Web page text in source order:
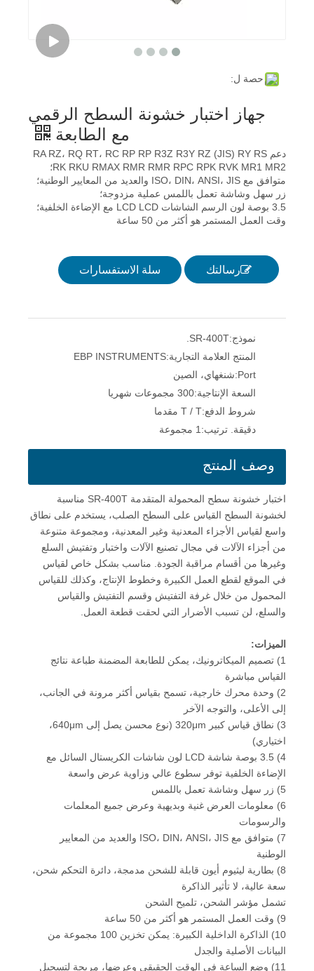
حصة ل:
جهاز اختبار خشونة السطح الرقمي
مع الطابعة
دعم RA RZ، RQ RT، RC RP RP R3Z R3Y RZ (JIS) RY RS
RK RKU RMAX RMR RMR RPC RPK RVK MR1 MR2؛
متوافق مع ISO، DIN، ANSI، JIS والعديد من المعايير الوطنية؛
زر سهل وشاشة تعمل باللمس عملية مزدوجة؛
3.5 بوصة لون الرسم الشاشات LCD LCD مع الإضاءة الخلفية؛
وقت العمل المستمر هو أكثر من 50 ساعة
رسالتك سلة الاستفسارات
نموذج:SR-400T.
المنتج العلامة التجارية:EBP INSTRUMENTS
Port: شنغهاي، الصين
السعة الإنتاجية:300 مجموعات شهريا
شروط الدفع:T / T مقدما
دقيقة. ترتيب: 1 مجموعة
وصف المنتج
اختبار خشونة سطح المحمولة المتقدمة SR-400T مناسبة
لخشونة السطح القياس على السطح الصلب، يستخدم على نطاق
واسع لقياس الأجزاء المعدنية وغير المعدنية، ومجموعة متنوعة
من أجزاء الآلات في مجال تصنيع الآلات واختبار وتفتيش السلع
وغيرها من أقسام مراقبة الجودة. مناسب بشكل خاص لقياس
في الموقع لقطع العمل الكبيرة وخطوط الإنتاج، وكذلك للقياس
المحمول من خلال غرفة التفتيش وقسم التفتيش والقياس
والسلع، لن تسبب الأضرار التي لحقت قطعة العمل.
الميزات:
1) تصميم الميكاترونيك، يمكن للطابعة المضمنة طباعة نتائج
القياس مباشرة
2) وحدة محرك خارجية، تسمح بقياس أكثر مرونة في الجانب،
إلى الأعلى، والتوجه الآخر
3) نطاق قياس كبير 320μm (نوع محسن يصل إلى 640μm،
اختياري)
4) 3.5 بوصة شاشة LCD لون شاشات الكريستال السائل مع
الإضاءة الخلفية توفر سطوع عالي وزاوية عرض واسعة
5) زر سهل وشاشة تعمل باللمس
6) معلومات العرض غنية وبديهية وعرض جميع المعلمات
والرسومات
7) متوافق مع ISO، DIN، ANSI، JIS والعديد من المعايير
الوطنية
8) بطارية ليثيوم أيون قابلة للشحن مدمجة، دائرة التحكم شحن،
سعة عالية، لا تأثير الذاكرة
تشمل مؤشر الشحن، تلميح الشحن
9) وقت العمل المستمر هو أكثر من 50 ساعة
10) الذاكرة الداخلية الكبيرة: يمكن تخزين 100 مجموعة من
البيانات الأصلية والجدل
11) وضع الساعة في الوقت الحقيقي وعرضها، مريحة لتسجيل